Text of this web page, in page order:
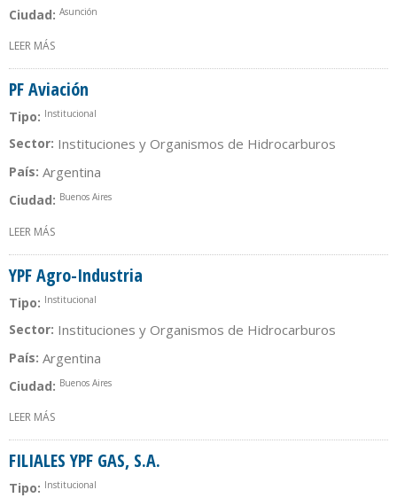
Ciudad: Asunción
LEER MÁS
PF Aviación
Tipo: Institucional
Sector: Instituciones y Organismos de Hidrocarburos
País: Argentina
Ciudad: Buenos Aires
LEER MÁS
YPF Agro-Industria
Tipo: Institucional
Sector: Instituciones y Organismos de Hidrocarburos
País: Argentina
Ciudad: Buenos Aires
LEER MÁS
FILIALES YPF GAS, S.A.
Tipo: Institucional